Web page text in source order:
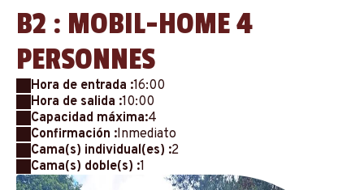
B2 : MOBIL-HOME 4
PERSONNES
Hora de entrada :16:00
Hora de salida :10:00
Capacidad máxima:4
Confirmación :Inmediato
Cama(s) individual(es) :2
Cama(s) doble(s) :1